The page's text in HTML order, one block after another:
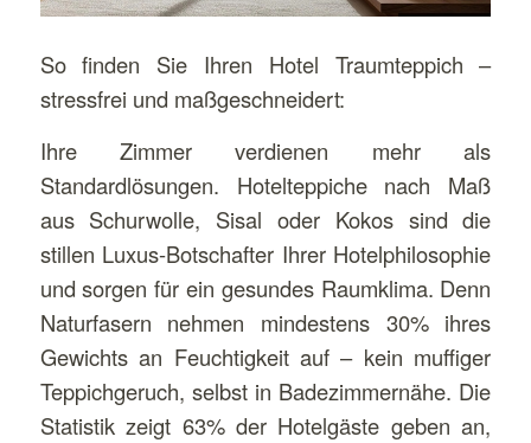
So finden Sie Ihren Hotel Traumteppich –
stressfrei und maßgeschneidert:
Ihre Zimmer verdienen mehr als
Standardlösungen. Hotelteppiche nach Maß
aus Schurwolle, Sisal oder Kokos sind die
stillen Luxus-Botschafter Ihrer Hotelphilosophie
und sorgen für ein gesundes Raumklima. Denn
Naturfasern nehmen mindestens 30% ihres
Gewichts an Feuchtigkeit auf – kein muffiger
Teppichgeruch, selbst in Badezimmernähe. Die
Statistik zeigt 63% der Hotelgäste geben an,